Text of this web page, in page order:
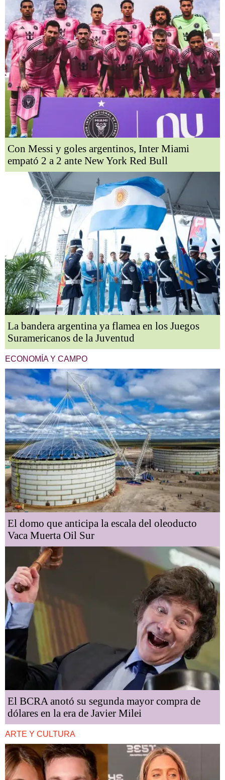
Con Messi y goles argentinos, Inter Miami
empató 2 a 2 ante New York Red Bull
La bandera argentina ya flamea en los Juegos
Suramericanos de la Juventud
ECONOMÍA Y CAMPO
El domo que anticipa la escala del oleoducto
Vaca Muerta Oil Sur
El BCRA anotó su segunda mayor compra de
dólares en la era de Javier Milei
ARTE Y CULTURA